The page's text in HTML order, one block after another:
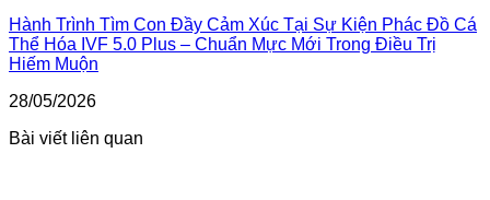
Hành Trình Tìm Con Đầy Cảm Xúc Tại Sự Kiện Phác Đồ Cá
Thể Hóa IVF 5.0 Plus – Chuẩn Mực Mới Trong Điều Trị
Hiếm Muộn
28/05/2026
Bài viết liên quan